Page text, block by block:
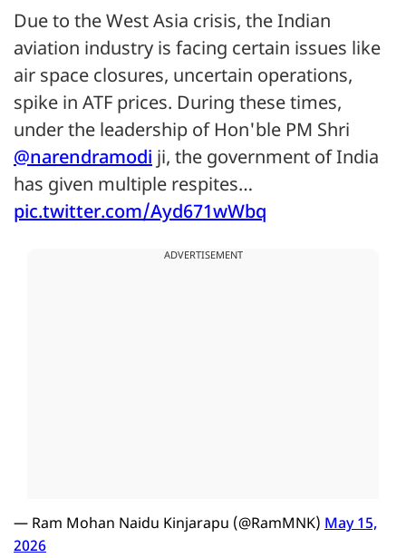
Due to the West Asia crisis, the Indian
aviation industry is facing certain issues like
air space closures, uncertain operations,
spike in ATF prices. During these times,
under the leadership of Hon'ble PM Shri
@narendramodi ji, the government of India
has given multiple respites…
pic.twitter.com/Ayd671wWbq
ADVERTISEMENT
— Ram Mohan Naidu Kinjarapu (@RamMNK) May 15,
2026